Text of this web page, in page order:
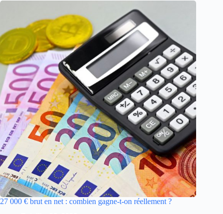
27 000 € brut en net : combien gagne-t-on réellement ?